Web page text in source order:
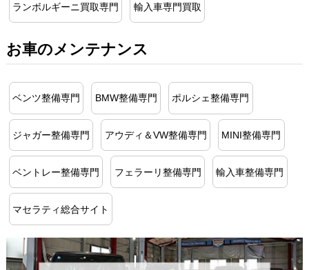
ランボルギーニ買取専門 輸入車専門買取
お車のメンテナンス
ベンツ整備専門 BMW整備専門 ポルシェ整備専門
ジャガー整備専門 アウディ＆VW整備専門 MINI整備専門
ベントレー整備専門 フェラーリ整備専門 輸入車整備専門
マセラティ総合サイト